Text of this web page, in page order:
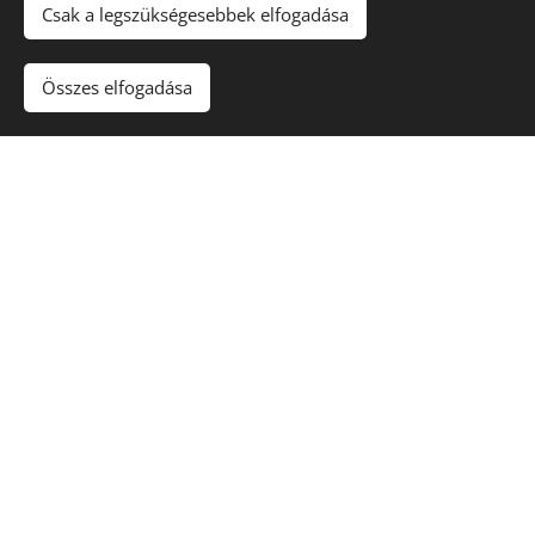
Bag-ekben (kb. 500 kg/zsák) szállítottuk a helyszínre,
majd daruval emelték a födémre.
Csak a legszükségesebbek elfogadása
Összes elfogadása